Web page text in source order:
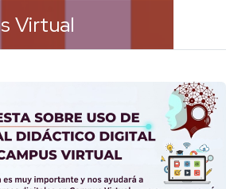
Virtual